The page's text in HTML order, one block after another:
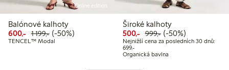
Online edition
Balónové kalhoty
600,- Snížená cena: 600,00 Kč
1 199,-Běžná cena: 1 199,00 Kč
50% sleva
(-50%)
TENCEL™ Modal
Široké kalhoty
500,- Snížená cena: 500,00 Kč
999,-Běžná cena:
50% sleva
(-50%)
Nejnižší cena za posledních 30 dnů:
699,-Nejnižší cena za posledních 30 dnů:
Organická bavlna